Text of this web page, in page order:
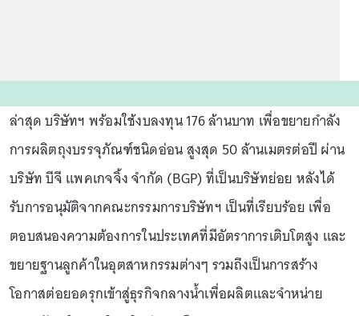
ล่าสุด บริษัทฯ พร้อมใช้งบลงทุน 176 ล้านบาท เพื่อขยายกำลัง
การผลิตถุงบรรจุภัณฑ์ชนิดอ่อน สูงสุด 50 ล้านเมตรต่อปี ผ่าน
บริษัท บีจี แพคเกจจิ้ง จำกัด (BGP) ที่เป็นบริษัทย่อย หลังได้
รับการอนุมัติจากคณะกรรมการบริษัทฯ เป็นที่เรียบร้อย เพื่อ
ตอบสนองความต้องการในประเทศที่มีอัตราการเติบโตสูง และ
ขยายฐานลูกค้าในอุตสาหกรรมต่างๆ รวมถึงเป็นการสร้าง
โอกาสต่อยอดรุกเข้าสู่ธุรกิจกลางน้ำเพื่อผลิตและจำหน่าย